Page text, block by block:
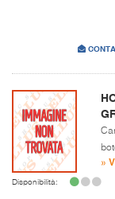
»
Disponibilità: